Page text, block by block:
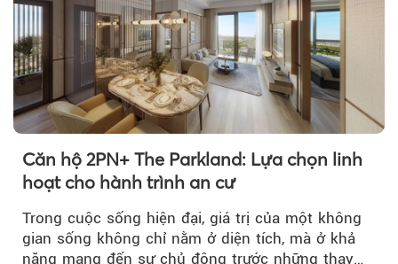
Căn hộ 2PN+ The Parkland: Lựa chọn linh
hoạt cho hành trình an cư
Trong cuộc sống hiện đại, giá trị của một không
gian sống không chỉ nằm ở diện tích, mà ở khả
năng mang đến sự chủ động trước những thay